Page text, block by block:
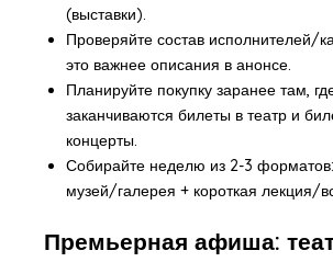
(выставки).
Проверяйте состав исполнителей/
это важнее описания в анонсе.
Планируйте покупку заранее там,
заканчиваются билеты в театр и
концерты.
Собирайте неделю из 2-3
музей/галерея + короткая лекция/
Премьерная афиша: